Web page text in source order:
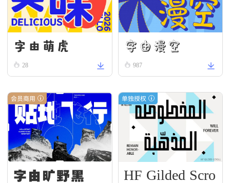
字由萌虎
28
字由漫空
987
会员商用
字由旷野黑
单独授权
HF Gilded Scro